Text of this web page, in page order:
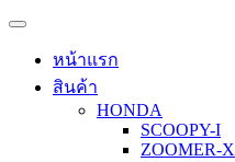
หน้าแรก
สินค้า
HONDA
SCOOPY-I
ZOOMER-X